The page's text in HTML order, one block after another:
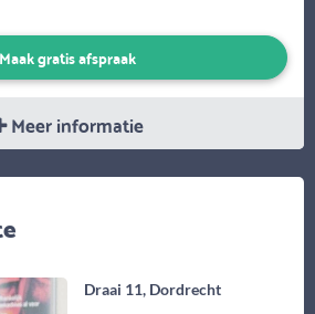
Maak gratis afspraak
Meer informatie
Draai 11, Dordrecht